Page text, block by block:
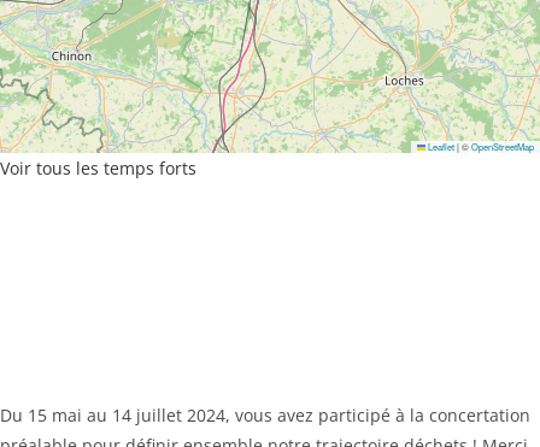
Leaflet|©OpenStreetMap
Voir tous les temps forts
Du 15 mai au 14 juillet 2024, vous avez participé à la concertation